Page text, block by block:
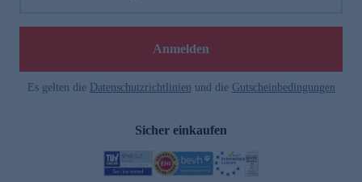
Anmelden
Es gelten die Datenschutzrichtlinien und die Gutscheinbedingungen
Sicher einkaufen